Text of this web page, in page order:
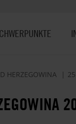
HERZEGOWINA